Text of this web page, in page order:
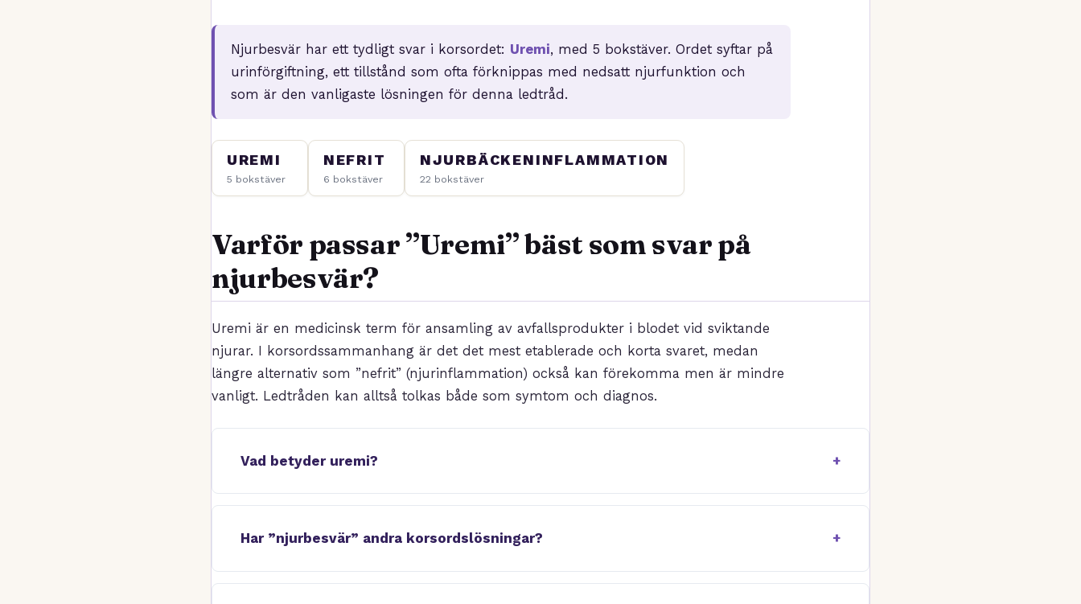
Njurbesvär har ett tydligt svar i korsordet: Uremi, med 5 bokstäver. Ordet syftar på
urinförgiftning, ett tillstånd som ofta förknippas med nedsatt njurfunktion och
som är den vanligaste lösningen för denna ledtråd.
UREMI
5 bokstäver
NEFRIT
6 bokstäver
NJURBÄCKENINFLAMMATION
22 bokstäver
Varför passar ”Uremi” bäst som svar på
njurbesvär?
Uremi är en medicinsk term för ansamling av avfallsprodukter i blodet vid sviktande
njurar. I korsordssammanhang är det det mest etablerade och korta svaret, medan
längre alternativ som ”nefrit” (njurinflammation) också kan förekomma men är mindre
vanligt. Ledtråden kan alltså tolkas både som symtom och diagnos.
Vad betyder uremi?
Har ”njurbesvär” andra korsordslösningar?